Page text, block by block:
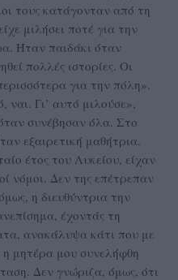
τους κατάγονταν από τη
μιλήσει ποτέ για την
Ήταν παιδάκι όταν
πολλές ιστορίες. Οι
για την πόλη».
Γι’ αυτό μιλούσε»,
συνέβησαν όλα. Στο
εξαιρετική μαθήτρια.
έτος του Λυκείου, είχαν
νόμοι. Δεν της επέτρεπαν
η διευθύντρια την
έχοντάς τη
ανακάλυψα κάτι που με
μητέρα μου συνελήφθη
Δεν γνώριζα, όμως, ότι